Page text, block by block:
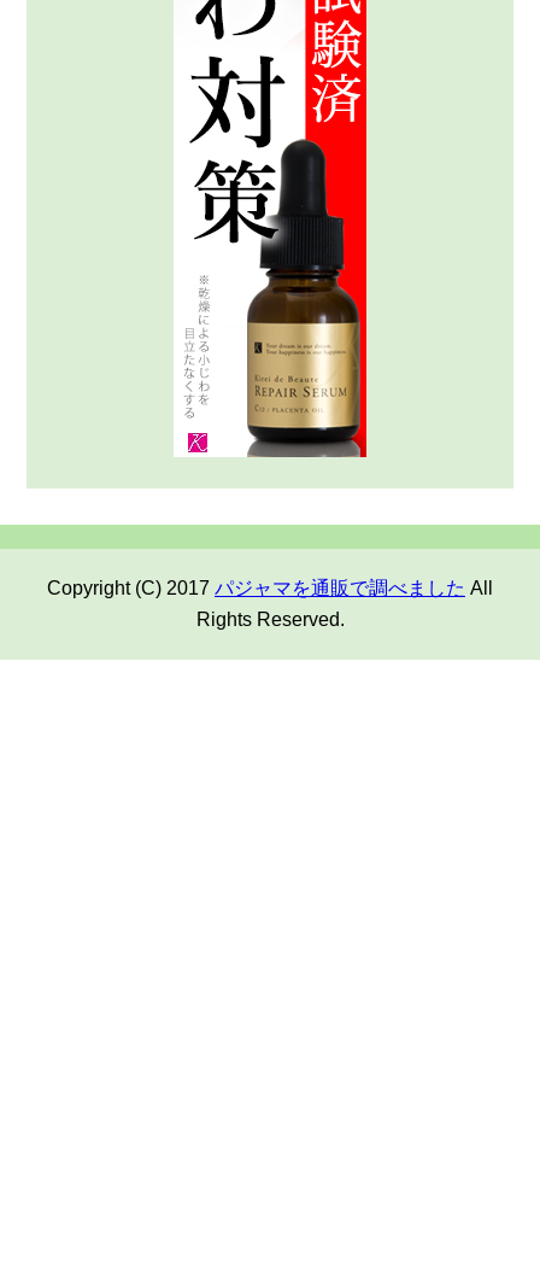
Copyright (C) 2017 パジャマを通販で調べました All
Rights Reserved.